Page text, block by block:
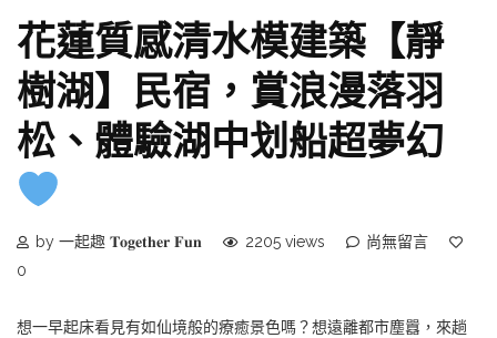
花蓮質感清水模建築【靜
樹湖】民宿，賞浪漫落羽
松、體驗湖中划船超夢幻
by 一起趣 𝐓𝐨𝐠𝐞𝐭𝐡𝐞𝐫 𝐅𝐮𝐧 2205 views
尚無留言
0
想一早起床看見有如仙境般的療癒景色嗎？想遠離都市塵囂，來趟